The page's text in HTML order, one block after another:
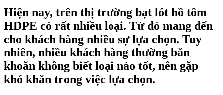
Hiện nay, trên thị trường bạt lót hồ tôm
HDPE có rất nhiều loại. Từ đó mang đến
cho khách hàng nhiều sự lựa chọn. Tuy
nhiên, nhiều khách hàng thường băn
khoăn không biết loại nào tốt, nên gặp
khó khăn trong việc lựa chọn.